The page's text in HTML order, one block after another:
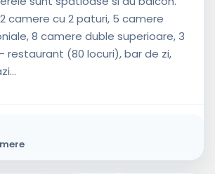
camere cu 2 paturi, 5 camere
8 camere duble superioare, 3
(80 locuri), bar de zi,